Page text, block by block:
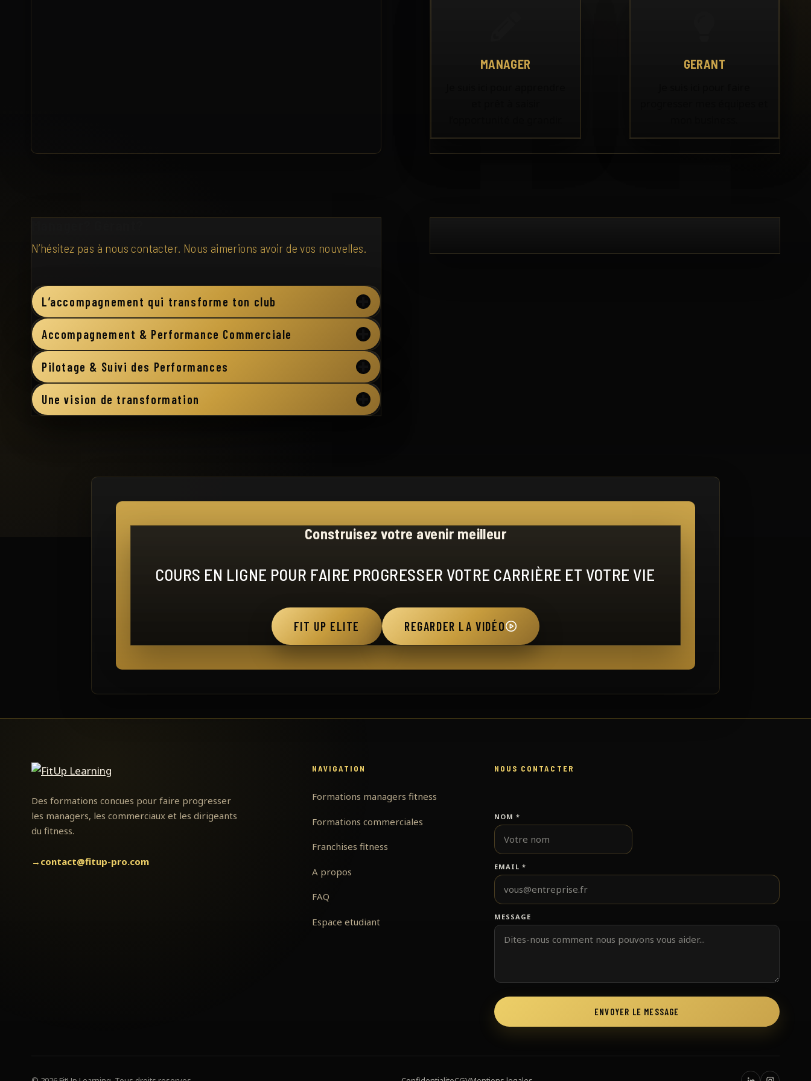
MANAGER GERANT
N’hésitez pas à nous contacter. Nous aimerions avoir de vos nouvelles.
L’accompagnement qui transforme ton club
Accompagnement & Performance Commerciale
Pilotage & Suivi des Performances
Une vision de transformation
Construisez votre avenir meilleur
COURS EN LIGNE POUR FAIRE PROGRESSER VOTRE CARRIÈRE ET VOTRE VIE
FIT UP ELITE REGARDER LA VIDÉO
FitUp
Des formations concues pour faire progresser
les managers, les commerciaux et les dirigeants
du fitness.
→ contact@fitup-pro.com
NAVIGATION
Formations managers fitness
Formations commerciales
Franchises fitness
A propos
FAQ
Espace etudiant
NOUS CONTACTER
NOM*
EMAIL*
MESSAGE
ENVOYER LE MESSAGE